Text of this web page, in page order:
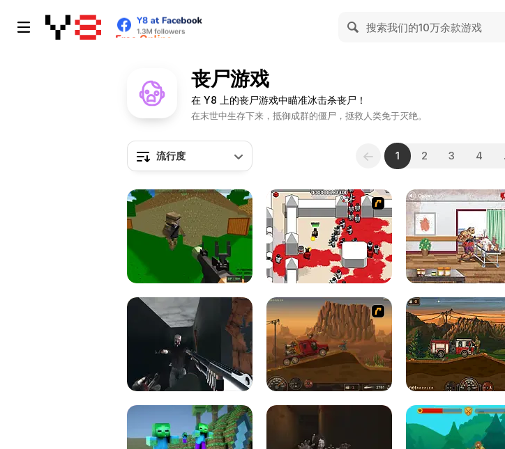
丧尸游戏
在 Y8 上的丧尸游戏中瞄准冰击杀丧尸！
在末世中生存下来，抵御成群的僵尸，拯救人类免于灭绝。
流行度 1 2 3 4